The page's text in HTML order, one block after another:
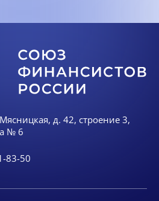
д. 42, строение 3,
№ 6
83-50